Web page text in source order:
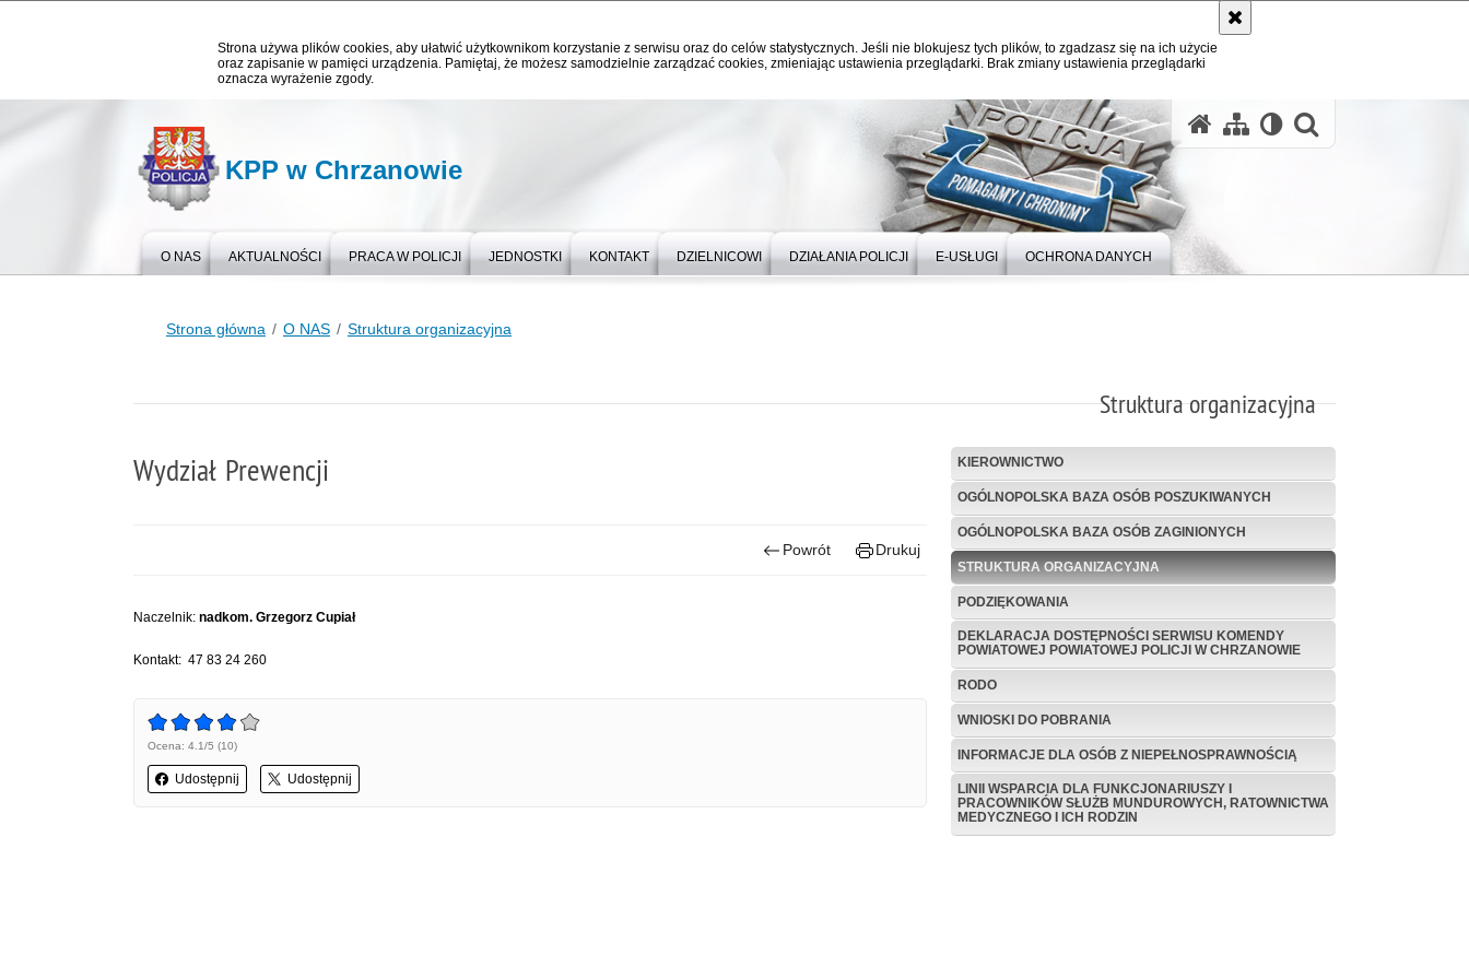
Strona używa plików cookies, aby ułatwić użytkownikom korzystanie z serwisu oraz do celów statystycznych. Jeśli nie blokujesz tych plików, to zgadzasz się na ich użycie
oraz zapisanie w pamięci urządzenia. Pamiętaj, że możesz samodzielnie zarządzać cookies, zmieniając ustawienia przeglądarki. Brak zmiany ustawienia przeglądarki
oznacza wyrażenie zgody.
KPP w Chrzanowie
O NAS AKTUALNOŚCI PRACA W POLICJI JEDNOSTKI KONTAKT DZIELNICOWI DZIAŁANIA POLICJI E-USŁUGI OCHRONA DANYCH
Strona główna O NAS Struktura organizacyjna
Struktura organizacyjna
Wydział Prewencji
Powrót Drukuj
Naczelnik: nad kom. Grzegorz Cupiał
Kontakt: 47 83 24 260
Ocena: 4.1/5 (10)
Udostępnij Udostępnij
KIEROWNICTWO
OGÓLNOPOLSKA BAZA OSÓB POSZUKIWANYCH
OGÓLNOPOLSKA BAZA OSÓB ZAGINIONYCH
STRUKTURA ORGANIZACYJNA
PODZIĘKOWANIA
DEKLARACJA DOSTĘPNOŚCI SERWISU KOMENDY
POWIATOWEJ POWIATOWEJ POLICJI W CHRZANOWIE
RODO
WNIOSKI DO POBRANIA
INFORMACJE DLA OSÓB Z NIEPEŁNOSPRAWNOŚCIĄ
LINII WSPARCIA DLA FUNKCJONARIUSZY I
PRACOWNIKÓW SŁUŻB MUNDUROWYCH, RATOWNICTWA
MEDYCZNEGO I ICH RODZIN